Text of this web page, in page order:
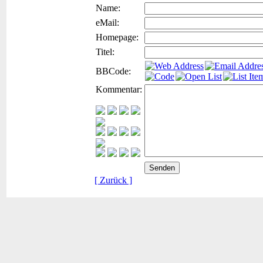
Name:
eMail:
Homepage:
Titel:
BBCode:
Kommentar:
[ Zurück ]